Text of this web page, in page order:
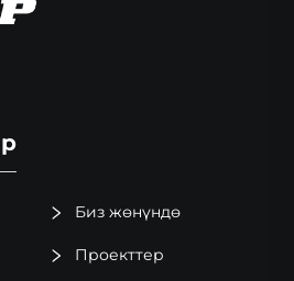
Биз жөнүндө
Проекттер